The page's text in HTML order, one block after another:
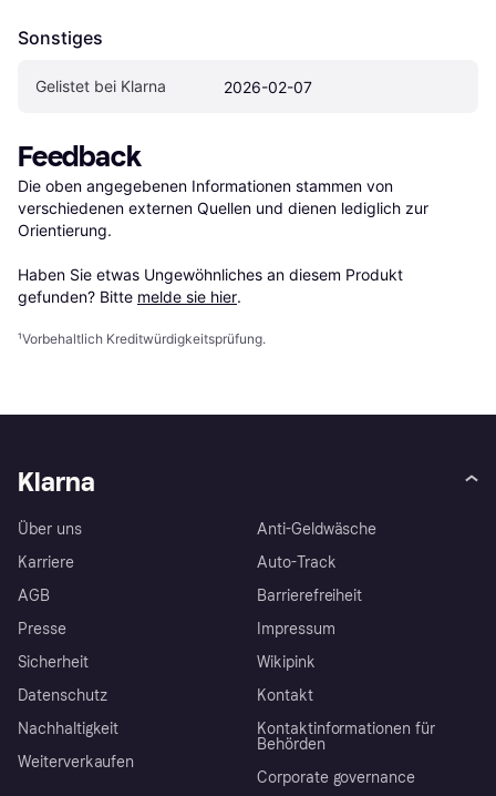
Sonstiges
Gelistet bei Klarna 2026-02-07
Feedback
Die oben angegebenen Informationen stammen von
verschiedenen externen Quellen und dienen lediglich zur
Orientierung.
Haben Sie etwas Ungewöhnliches an diesem Produkt
gefunden? Bitte melde sie hier.
¹Vorbehaltlich Kreditwürdigkeitsprüfung.
Klarna
Über uns
Karriere
AGB
Presse
Sicherheit
Datenschutz
Nachhaltigkeit
Weiterverkaufen
Anti-Geldwäsche
Auto-Track
Barrierefreiheit
Impressum
Wikipink
Kontakt
Kontaktinformationen für
Behörden
Corporate governance